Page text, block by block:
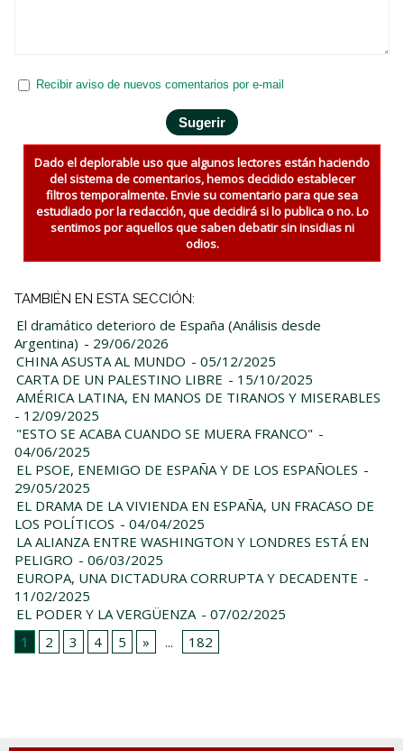
Recibir aviso de nuevos comentarios por e-mail
Dado el deplorable uso que algunos lectores están haciendo
del sistema de comentarios, hemos decidido establecer
filtros temporalmente. Envie su comentario para que sea
estudiado por la redacción, que decidirá si lo publica o no. Lo
sentimos por aquellos que saben debatir sin insidias ni
odios.
TAMBIÉN EN ESTA SECCIÓN:
El dramático deterioro de España (Análisis desde
Argentina) - 29/06/2026
CHINA ASUSTA AL MUNDO - 05/12/2025
CARTA DE UN PALESTINO LIBRE - 15/10/2025
AMÉRICA LATINA, EN MANOS DE TIRANOS Y MISERABLES
- 12/09/2025
"ESTO SE ACABA CUANDO SE MUERA FRANCO" -
04/06/2025
EL PSOE, ENEMIGO DE ESPAÑA Y DE LOS ESPAÑOLES -
29/05/2025
EL DRAMA DE LA VIVIENDA EN ESPAÑA, UN FRACASO DE
LOS POLÍTICOS - 04/04/2025
LA ALIANZA ENTRE WASHINGTON Y LONDRES ESTÁ EN
PELIGRO - 06/03/2025
EUROPA, UNA DICTADURA CORRUPTA Y DECADENTE -
11/02/2025
EL PODER Y LA VERGÜENZA - 07/02/2025
1
2 3 4 5 » ... 182